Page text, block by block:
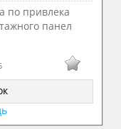
по привлека
панел